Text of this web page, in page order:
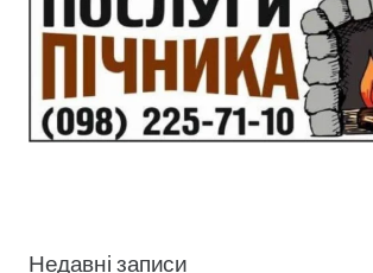
Недавні записи